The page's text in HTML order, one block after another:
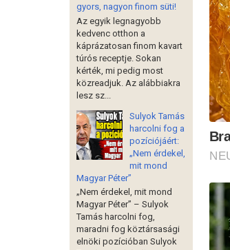
gyors, nagyon finom süti!
Az egyik legnagyobb
kedvenc otthon a
káprázatosan finom kavart
túrós receptje. Sokan
kérték, mi pedig most
közreadjuk. Az alábbiakra
lesz sz...
Sulyok Tamás
harcolni fog a
pozíciójáért:
„Nem érdekel,
mit mond
Magyar Péter”
„Nem érdekel, mit mond
Magyar Péter” – Sulyok
Tamás harcolni fog,
maradni fog köztársasági
elnöki pozícióban Sulyok